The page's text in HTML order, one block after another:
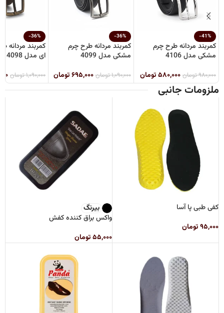
-41%
کمربند مردانه طرح چرم
مشکی مدل 4106
۹۸۰,۰۰۰تومان ۵۸۰,۰۰۰تومان
-36%
کمربند مردانه طرح چرم
مشکی مدل 4099
۱,۰۹۰,۰۰۰تومان ۶۹۵,۰۰۰تومان
-36%
کمربند مردانه
ای مدل 4098
۱,۰۹۰,۰۰۰تومان
ملزومات جانبی
کفی طبی پا آسا
۹۵,۰۰۰تومان
بیرنگ
واکس براق کننده کفش
۵۵,۰۰۰ تومان